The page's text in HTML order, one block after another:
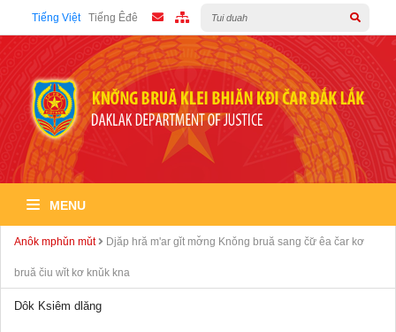
Tiếng Việt Tiếng Êđê
MENU
Anôk mphǔn mǔt Djăp hră m'ar gǐt mơ̌ng Knǒng bruă sang čư̌ êa čar kơ
bruă čiu wǐt kơ knǔk kna
Dôk Ksiêm dlăng
Tích cực hưởng ứng “Ngày toàn dân phòng cháy và chữa cháy”
06/10/2021 09:52:49
Ra mắt hệ thống đóng góp trực tuyến của Tiểu ban Vận động và